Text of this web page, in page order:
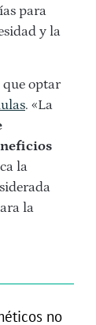
para
y la
que optar
. «La
la
la
no